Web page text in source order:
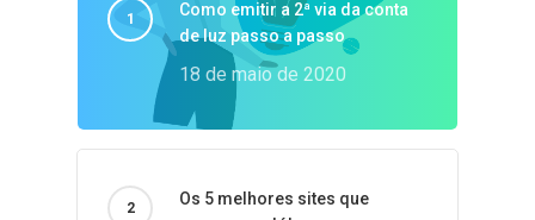
Como emitir a 2ª via da conta
de luz passo a passo
18 de maio de 2020
Os 5 melhores sites que